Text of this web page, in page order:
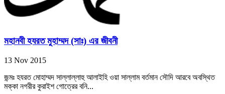
মহানবী হযরত মুহাম্মদ (সাঃ) এর জীবনী
13 Nov 2015
জন্মঃ হযরত মোহাম্মদ সাল্লাল্লাহু আলাইহি ওয়া সাল্লাম বর্তমান সৌদি আরবে অবস্থিত
মক্কা নগরীর কুরাইশ গোত্রের বনি...